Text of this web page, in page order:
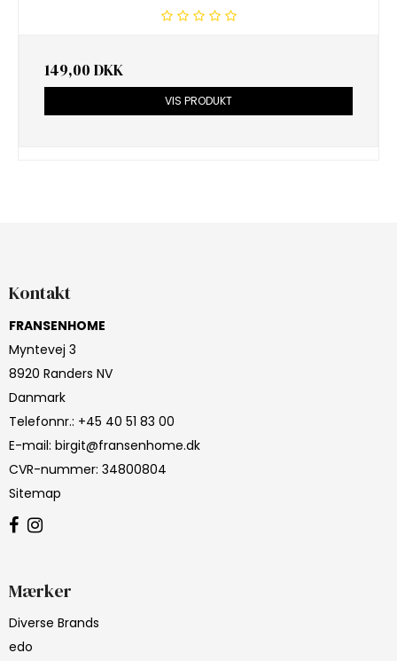
149,00 DKK
VIS PRODUKT
Kontakt
FRANSENHOME
Myntevej 3
8920 Randers NV
Danmark
Telefonnr.: +45 40 51 83 00
E-mail: birgit@fransenhome.dk
CVR-nummer: 34800804
Sitemap
Mærker
Diverse Brands
edo